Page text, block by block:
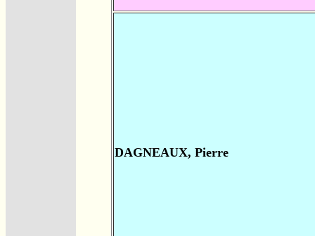
DAGNEAUX, Pierre